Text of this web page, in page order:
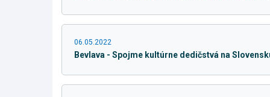
06.05.2022
Bevlava - Spojme kultúrne dedičstvá na